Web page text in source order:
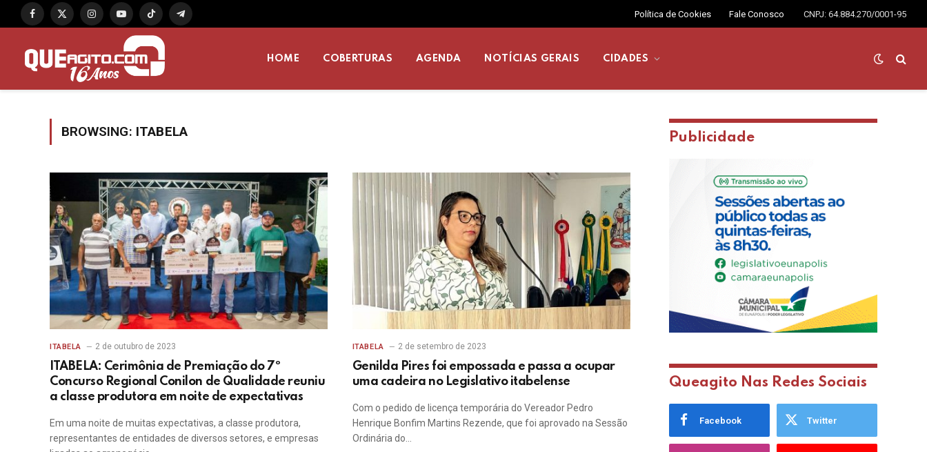
Facebook
X
InstagramYouTubeTikTok Telegram
Política de Cookies Fale Conosco CNPJ: 64.884.270/0001-95
HOME COBERTURAS AGENDA NOTÍCIAS GERAIS CIDADES
BROWSING: ITABELA
ITABELA 2 de outubro de 2023
ITABELA: Cerimônia de Premiação do 7º
Concurso Regional Conilon de Qualidade reuniu
a classe produtora em noite de expectativas
Em uma noite de muitas expectativas, a classe produtora,
representantes de entidades de diversos setores, e empresas
ITABELA 2 de setembro de 2023
Genilda Pires foi empossada e passa a ocupar
uma cadeira no Legislativo itabelense
Com o pedido de licença temporária do Vereador Pedro
Henrique Bonfim Martins Rezende, que foi aprovado na Sessão
Ordinária do…
Publicidade
Queagito Nas Redes Sociais
Facebook Twitter